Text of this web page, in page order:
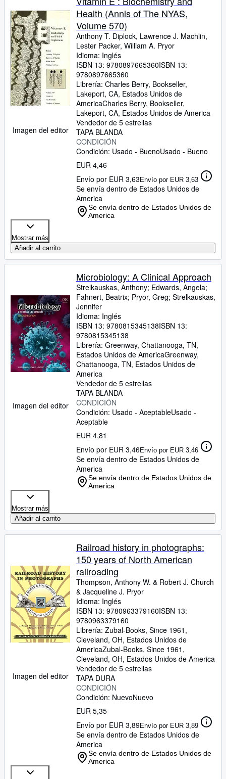
Imagen del editor
Health (Annls of The NYAS,
Volume 570)
Anthony T. Diplock, Lawrence J. Machlin,
Lester Packer, William A. Pryor
Idioma: Inglés
ISBN 13: 9780897665360ISBN 13:
9780897665360
Librería: Charles Berry, Bookseller,
Lakeport, CA, Estados Unidos de
AmericaCharles Berry, Bookseller,
Lakeport, CA, Estados Unidos de America
Vendedor de 5 estrellas
TAPA BLANDA
CONDICIÓN
Condición: Usado - BuenoUsado - Bueno
EUR 4,46
Envío por EUR 3,63Envío por EUR 3,63
Se envía dentro de Estados Unidos de
America
Se envía dentro de Estados Unidos de
America
Mostrar más
Añadir al carrito
Imagen del editor
Microbiology: A Clinical Approach
Strelkauskas, Anthony; Edwards, Angela;
Fahnert, Beatrix; Pryor, Greg; Strelkauskas,
Jennifer
Idioma: Inglés
ISBN 13: 9780815345138ISBN 13:
9780815345138
Librería: Greenway, Chattanooga, TN,
Estados Unidos de AmericaGreenway,
Chattanooga, TN, Estados Unidos de
America
Vendedor de 5 estrellas
TAPA BLANDA
CONDICIÓN
Condición: Usado - AceptableUsado -
Aceptable
EUR 4,81
Envío por EUR 3,46Envío por EUR 3,46
Se envía dentro de Estados Unidos de
America
Se envía dentro de Estados Unidos de
America
Mostrar más
Añadir al carrito
Imagen del editor
Railroad history in photographs:
150 years of North American
railroading
Thompson, Anthony W. & Robert J. Church
& Jacqueline J. Pryor
Idioma: Inglés
ISBN 13: 9780963379160ISBN 13:
9780963379160
Librería: Zubal-Books, Since 1961,
Cleveland, OH, Estados Unidos de
AmericaZubal-Books, Since 1961 ,
Cleveland, OH, Estados Unidos de America
Vendedor de 5 estrellas
TAPA DURA
CONDICIÓN
Condición: NuevoNuevo
EUR 5,35
Envío por EUR 3,89Envío por EUR 3,89
Se envía dentro de Estados Unidos de
America
Se envía dentro de Estados Unidos de
America